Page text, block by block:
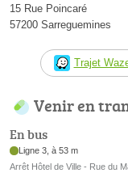
15 Rue Poincaré
57200 Sarreguemines
Trajet
Venir en
En bus
Ligne 3, à 53 m
Arrêt Hôtel de Ville - Rue du